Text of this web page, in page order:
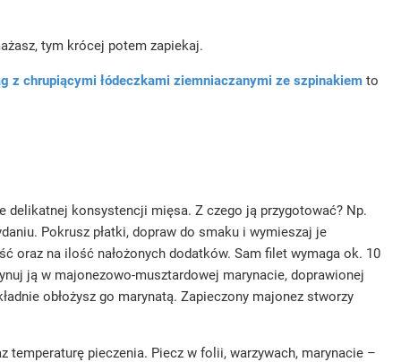
tym krócej potem zapiekaj.
z chrupiącymi łódeczkami ziemniaczanymi ze szpinakiem to
delikatnej konsystencji mięsa. Z czego ją przygotować? Np.
Pokrusz płatki, dopraw do smaku i wymieszaj je
oraz na ilość nałożonych dodatków. Sam filet wymaga ok. 10
ją w majonezowo-musztardowej marynacie, doprawionej
obłożysz go marynatą. Zapieczony majonez stworzy
temperaturę pieczenia. Piecz w folii, warzywach, marynacie –